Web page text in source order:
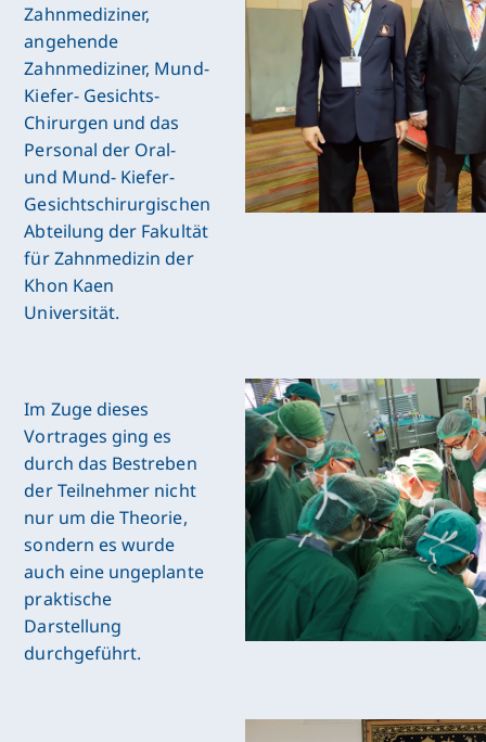
Zahnmediziner,
angehende
Zahnmediziner, Mund-
Kiefer- Gesichts-
Chirurgen und das
Personal der Oral-
und Mund- Kiefer-
Gesichtschirurgischen
Abteilung der Fakultät
für Zahnmedizin der
Khon Kaen
Universität.
Im Zuge dieses
Vortrages ging es
durch das Bestreben
der Teilnehmer nicht
nur um die Theorie,
sondern es wurde
auch eine ungeplante
praktische
Darstellung
durchgeführt.